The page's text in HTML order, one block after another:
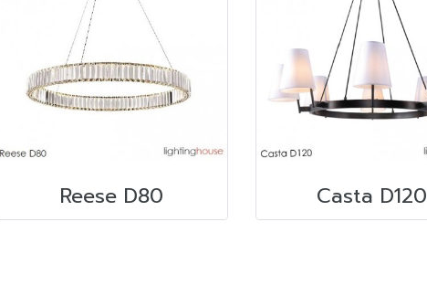
Reese D80 Casta D120